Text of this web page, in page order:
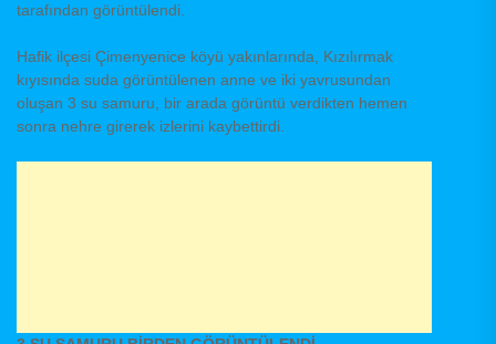
tarafından görüntülendi.
Hafik ilçesi Çimenyenice köyü yakınlarında, Kızılırmak
kıyısında suda görüntülenen anne ve iki yavrusundan
oluşan 3 su samuru, bir arada görüntü verdikten hemen
sonra nehre girerek izlerini kaybettirdi.